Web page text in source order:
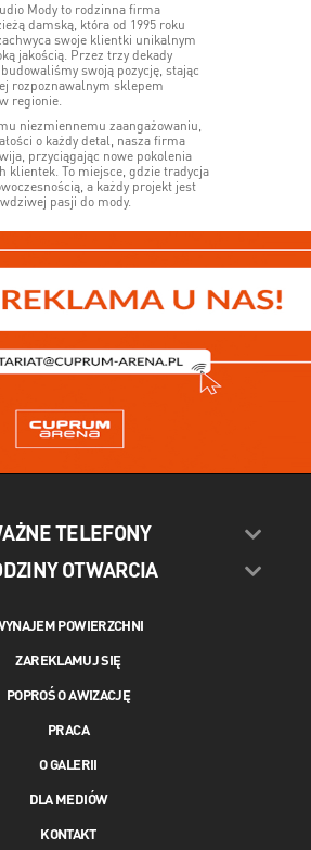
Mody to rodzinna firma
damską, która od 1995 roku
swoje klientki unikalnym
jakością. Przez trzy dekady
swoją pozycję, stając
rozpoznawalnym sklepem
regionie.
niezmiennemu zaangażowaniu,
o każdy detal, nasza firma
przyciągając nowe pokolenia
klientek. To miejsce, gdzie tradycja
a każdy projekt jest
pasji do mody.
TELEFONY
OTWARCIA
POWIERZCHNI
ZAREKLAMUJ SIĘ
POPROŚ O AWIZACJĘ
PRACA
O GALERII
DLA MEDIÓW
KONTAKT